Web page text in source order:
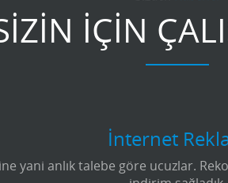
İÇİN
İnternet
yani anlık talebe göre ucuzlar.